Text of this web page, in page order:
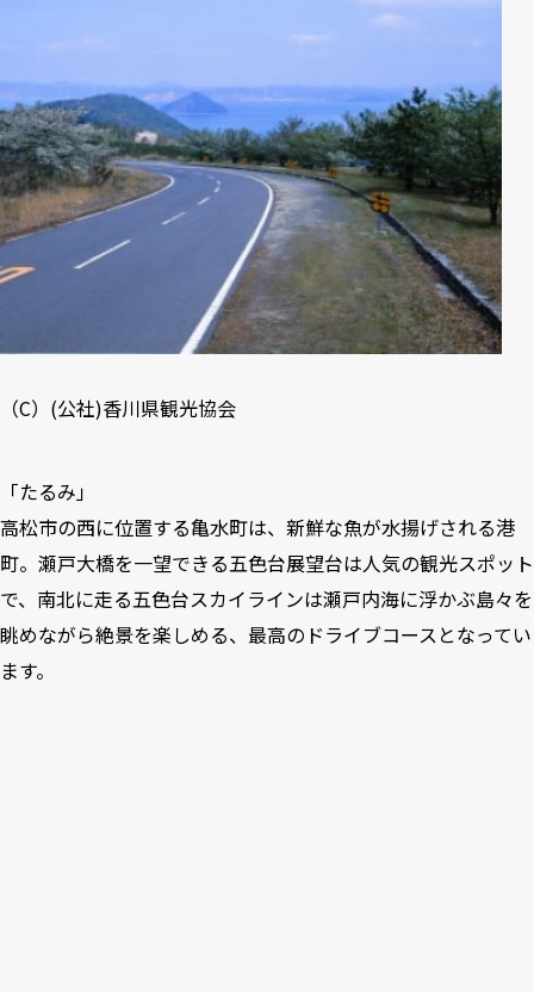
（C）(公社)香川県観光協会
「たるみ」
高松市の西に位置する亀水町は、新鮮な魚が水揚げされる港
町。瀬戸大橋を一望できる五色台展望台は人気の観光スポット
で、南北に走る五色台スカイラインは瀬戸内海に浮かぶ島々を
眺めながら絶景を楽しめる、最高のドライブコースとなってい
ます。